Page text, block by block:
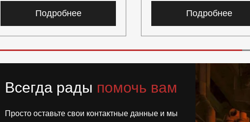
Подробнее Подробнее
Всегда рады помочь вам
Просто оставьте свои контактные данные и мы